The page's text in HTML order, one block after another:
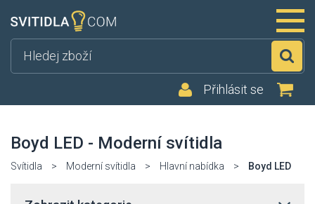
Přihlásit se
Boyd LED - Moderní svítidla
Svítidla > Moderní svítidla > Hlavní nabídka > Boyd LED